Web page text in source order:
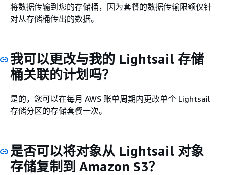
将数据传输到您的存储桶，因为套餐的数据传输限额仅针
对从存储桶传出的数据。
我可以更改与我的 Lightsail 存储
桶关联的计划吗？
是的，您可以在每月 AWS 账单周期内更改单个 Lightsail
存储分区的存储套餐一次。
是否可以将对象从 Lightsail 对象
存储复制到 Amazon S3？